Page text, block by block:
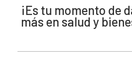
¡Es tu momento de
más en salud y